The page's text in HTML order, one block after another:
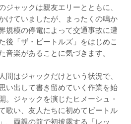
ャックは親友エリーとともに、
けていましたが、まったくの鳴か
規模の停電によって交通事故に遭
後「ザ・ビートルズ」をはじめこ
楽があることに気づきます。
間はジャックだけという状況で、
い出して書き留めていく作業を始
。ジャックを演じたヒメーシュ・
歌い、友人たちに初めてビートル
、両親の前で初披露する「レッ